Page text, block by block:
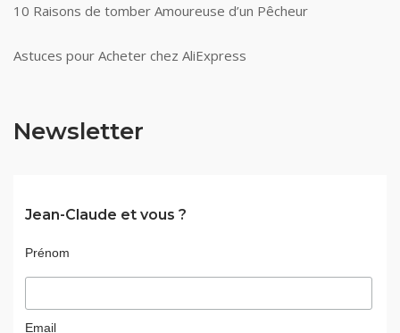
10 Raisons de tomber Amoureuse d’un Pêcheur
Astuces pour Acheter chez AliExpress
Newsletter
Jean-Claude et vous ?
Prénom
Email